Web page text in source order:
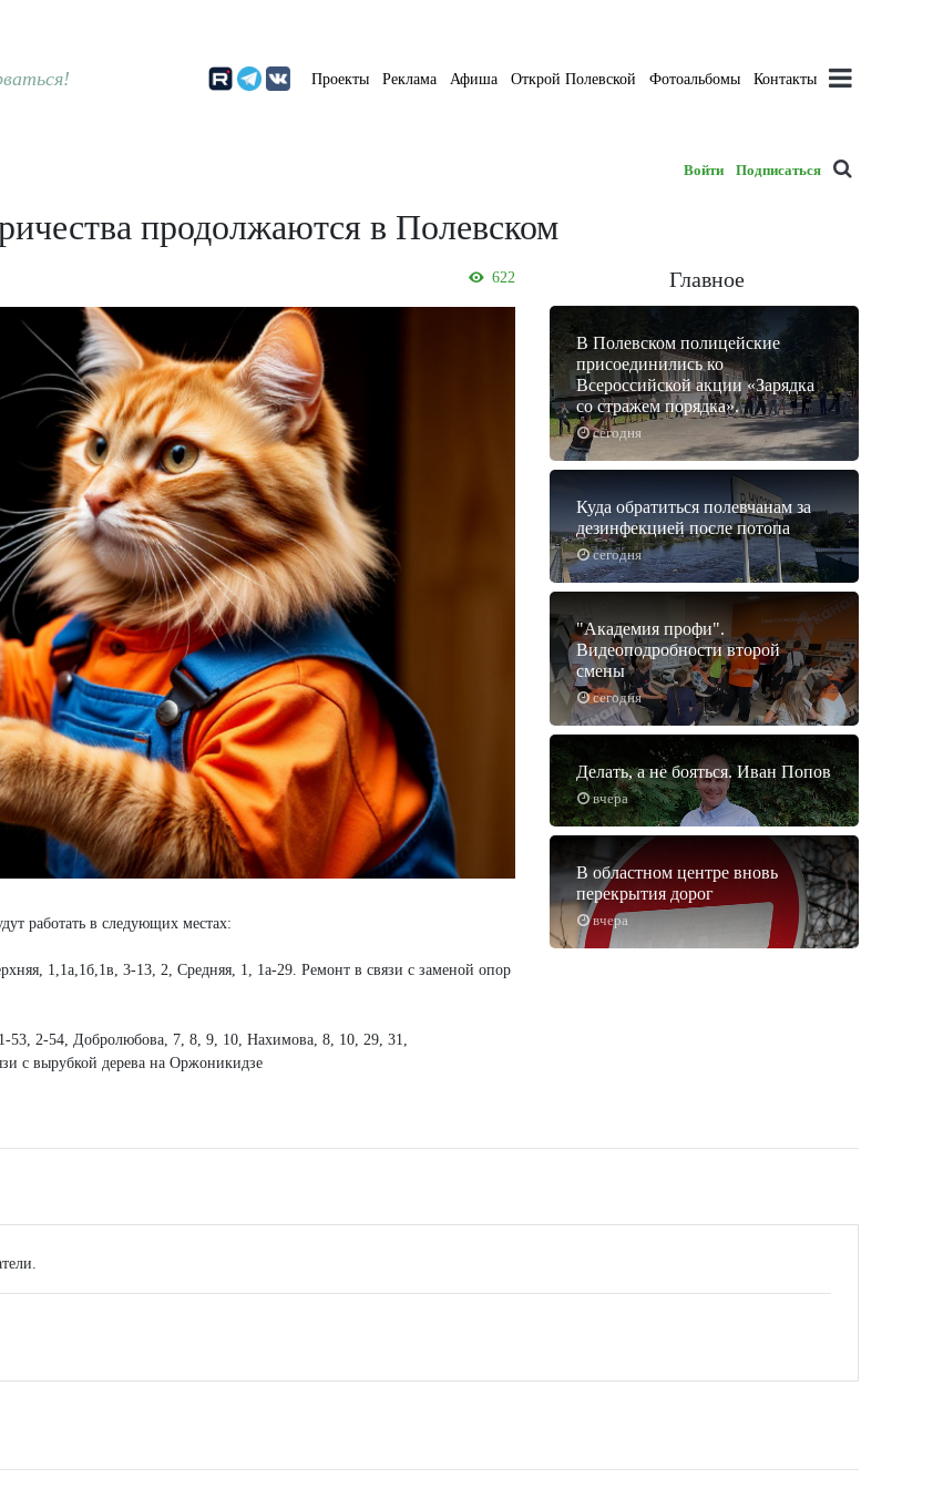
Проекты Реклама Афиша Открой Полевской Фотоальбомы Контакты
Войти Подписаться
продолжаются в Полевском
622
работать в следующих местах:
1,1а,1б,1в, 3-13, 2, Средняя, 1, 1а-29. Ремонт в связи с заменой опор
53, 2-54, Добролюбова, 7, 8, 9, 10, Нахимова, 8, 10, 29, 31,
с вырубкой дерева на Оржоникидзе
Главное
сегодня
В Полевском полицейские
присоединились ко
Всероссийской акции «Зарядка
со стражем порядка».
сегодня
Куда обратиться полевчанам за
дезинфекцией после потопа
сегодня
"Академия профи".
Видеоподробности второй
смены
вчера
Делать, а не бояться. Иван Попов
вчера
В областном центре вновь
перекрытия дорог